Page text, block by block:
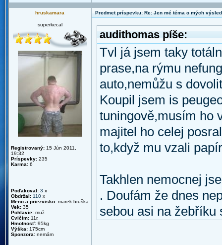
hruskamara Predmet príspevku: Re: Jen mé téma o mých
superkecal
Registrovaný: 15 Jún 2011,
19:32
Príspevky: 235
Karma: 6
Poďakoval: 3 x
Obdržal: 110 x
Meno a priezvisko: marek hruška
Vek: 35
Pohlavie: muž
Cvičím: 11r.
Hmotnosť: 95kg
Výška: 175cm
Sponzora: nemám
audithomas píše:
Tvl já jsem taky
prase,na rýmu
auto,nemůžu s
Koupil jsem is
tuningově,musím ho
majitel ho celej
to,když mu vzali
Takhlen nemocnej
. Doufám že dnes
sebou asi na žebříku